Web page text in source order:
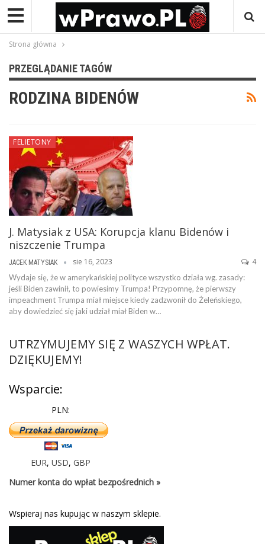
Strona główna
PRZEGLĄDANIE TAGÓW
RODZINA BIDENÓW
FELIETONY
J. Matysiak z USA: Korupcja klanu Bidenów i
niszczenie Trumpa
JACEK MATYSIAK sie 16, 2023 4
Wydaje się, że w amerykańskiej polityce wszystko działa wg. zasady:
jeśli Biden zawinił, to powiesimy Trumpa! Przypomnę, że pierwszy
impeachment Trumpa miał miejsce kiedy zadzwonił do Żeleńskiego,
aby dowiedzieć się jaki udział miał Biden w…
UTRZYMUJEMY SIĘ Z WASZYCH WPŁAT.
DZIĘKUJEMY!
Wsparcie:
PLN:
EUR, USD, GBP
Numer konta do wpłat bezpośrednich »
Wspieraj nas kupując w naszym sklepie.